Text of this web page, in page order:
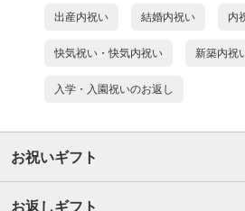
出産内祝い 結婚内祝い 内
快気祝い・快気内祝い 新築内祝
入学・入園祝いのお返し
お祝いギフト
お返しギフト